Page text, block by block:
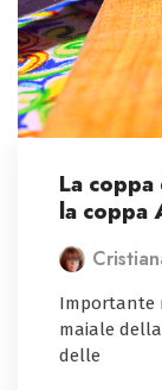
La
la coppa
Importante
maiale
delle